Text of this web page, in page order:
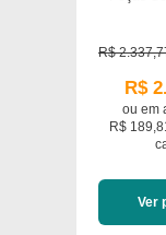
R$
R$
ou em
R$
Ver